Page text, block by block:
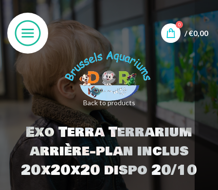
0
/€0,00
Back to products
Exo Terra Terrarium
arrière-plan inclus
20x20x20 dispo 20/10